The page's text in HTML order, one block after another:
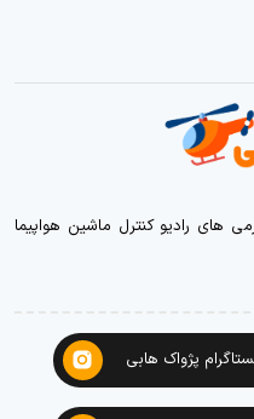
های رادیو کنترل ماشین هواپیما
پژواک هابی